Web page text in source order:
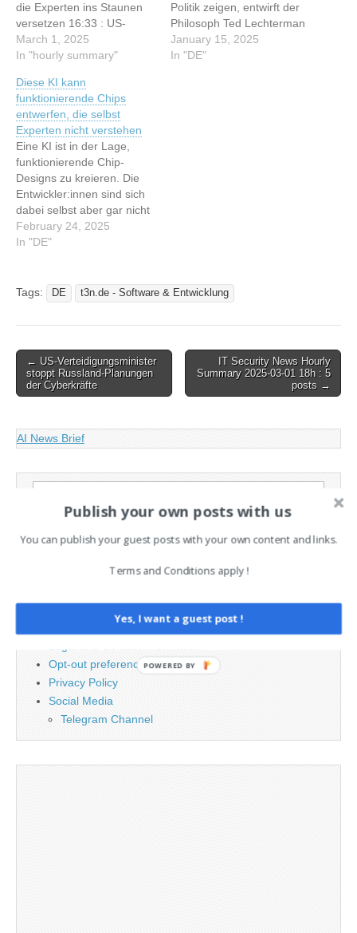
die Experten ins Staunen
versetzen 16:33 : US-
Verteidigungsminister
stoppt Russland-
16:32 : Independent Audit
for Your Secrets
Management? 16:32 :
Certain About Your Data
Privacy Measures? 16:32 :
How Stable is Your Cloud
Infrastructure…
March 1, 2025
In "hourly summary"
Politik zeigen, entwirft der
Philosoph Ted Lechterman
drei mögliche Szenarien,
wie KI künftig politische
January 15, 2025
In "DE"
Diese KI kann
funktionierende Chips
entwerfen, die selbst
Experten nicht verstehen
Eine KI ist in der Lage,
funktionierende Chip-
Designs zu kreieren. Die
Entwickler:innen sind sich
dabei selbst aber gar nicht
so sicher, warum die
Designs überhaupt
Chipherstellung langfristig
verändern. Dieser Artikel
wurde indexiert von t3n.de
Lesen Sie den originalen
Artikel: Diese…
February 24, 2025
In "DE"
Tags: DE t3n.de - Software & Entwicklung
Post
navigation
← US-Verteidigungsminister
stoppt Russland-Planungen
der Cyberkräfte
IT Security News Hourly
Summary 2025-03-01 18h : 5
posts →
AI News Brief
Search
Legal and Contact information
Opt-out preferences
Privacy Policy
Social Media
Telegram Channel
Publish your own posts with us
You can publish your guest posts with your own content and links.
Terms and Conditions apply !
Yes, I want a guest post !
POWERED BY